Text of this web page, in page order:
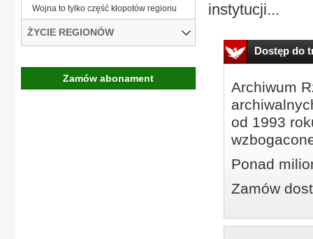
instytucji...
Dostęp do
Archiwum
od 1993
Ponad
Zamów
Wojna to tylko część kłopotów regionu
ŻYCIE REGIONÓW
Zamów abonament